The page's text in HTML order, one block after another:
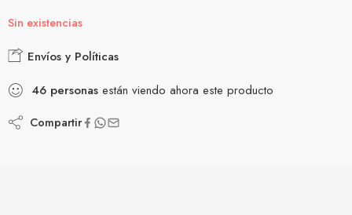
Sin existencias
Envíos y Políticas
46 personas están viendo ahora este producto
Compartir